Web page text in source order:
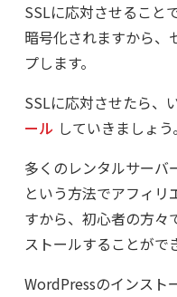
SSLに応対させること
暗号化されますから、
プします。
SSLに応対させたら、
ール していきましょう。
多くのレンタルサーバ
という方法でアフィリ
すから、初心者の方々
ストールすることがで
WordPressのインスト